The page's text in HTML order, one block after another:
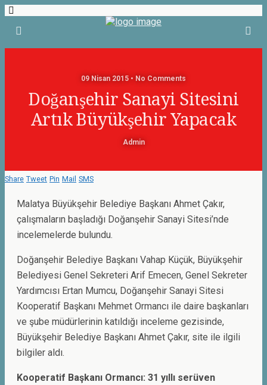
09 Nisan 2015 • No Comments
Doğanşehir Sanayi Sitesini
Artık Büyükşehir Yapacak
Admin
Share Tweet Pin Mail SMS
Malatya Büyükşehir Belediye Başkanı Ahmet Çakır,
çalışmaların başladığı Doğanşehir Sanayi Sitesi’nde
incelemelerde bulundu.
Doğanşehir Belediye Başkanı Vahap Küçük, Büyükşehir
Belediyesi Genel Sekreteri Arif Emecen, Genel Sekreter
Yardımcısı Ertan Mumcu, Doğanşehir Sanayi Sitesi
Kooperatif Başkanı Mehmet Ormancı ile daire başkanları
ve şube müdürlerinin katıldığı inceleme gezisinde,
Büyükşehir Belediye Başkanı Ahmet Çakır, site ile ilgili
bilgiler aldı.
Kooperatif Başkanı Ormancı: 31 yıllı serüven